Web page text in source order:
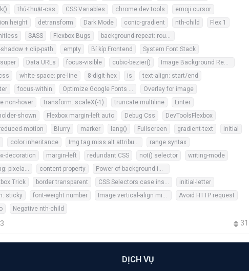
thủ-thuật-css CSS Variables chrome dev tools
emoji cursor
height detransform Dark Mode conic-gradient nth-child
Flex 1
SASS Flexbox Bugs
background-repeat: round
shadow + clip-path empty Bí kíp Frontend
System Font Stack
Data URLs focus-visible cubic-bezier()
Image Background Responsive
white-space: pre-line 8-digit-hex is
text-align: start/end
focus-within Optimize Google Fonts API
Overlay for image
non-hover transform: scaleX(-1) truncate multiline
Linter
shown Flexbox margin-left auto Debug Css
DevToolsFlexbox
motion Blurry marker lang() Fullscreen gradient-text
initial
color inheritance Img tag miss alt attribute
range syntax
decoration margin-left redundant CSS not() selector
writing-mode
image-rendering: pixelated content property
Power of background-image
Trick border transparent CSS Selectors case insensitive
initial-letter
sticky font-weight number Image vertical-align middle
Avoid HTTP request
Negative nth-child
31
DỊCH VỤ